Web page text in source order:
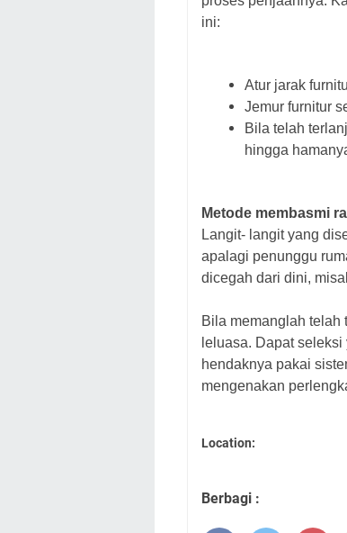
ini:
Atur jarak
Jemur furnitur
Bila telah
hingga
Metode membasmi
Langit- langit yang
apalagi penunggu
dicegah dari dini,
Bila memanglah telah
leluasa. Dapat
hendaknya pakai
mengenakan
Location:
Berbagi :